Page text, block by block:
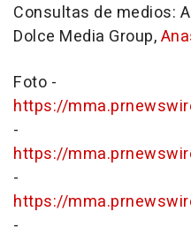
Consultas de medios:
Dolce Media Group,
Foto -
https://
-
https://
-
https://
-